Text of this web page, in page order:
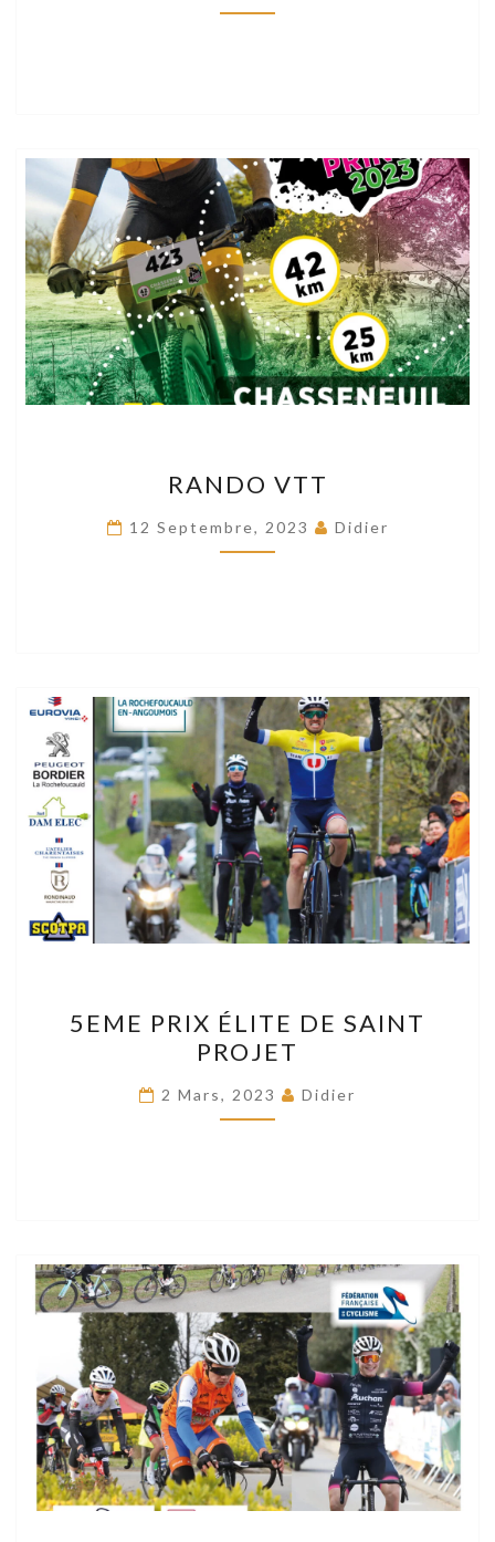
24/09/2023
VTT
RANDO VTT
12 Septembre, 2023 Didier
PRIX
ÉLITE
DE
SAINT
5EME PRIX ÉLITE DE SAINT
PROJET
2 Mars, 2023 Didier